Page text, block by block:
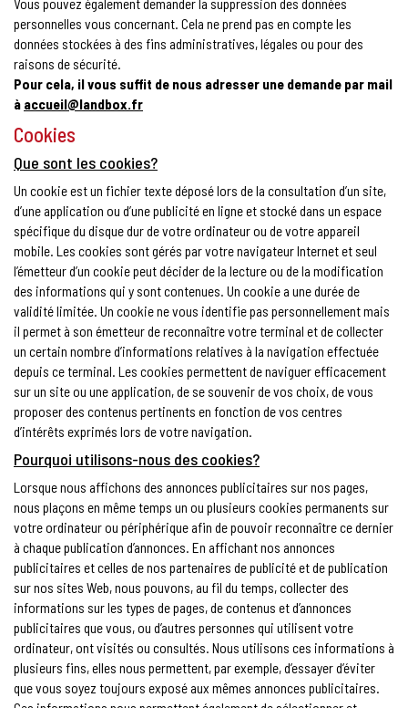
Vous pouvez également demander la suppression des données
personnelles vous concernant. Cela ne prend pas en compte les
données stockées à des fins administratives, légales ou pour des
raisons de sécurité.
Pour cela, il vous suffit de nous adresser une demande par mail
à accueil@landbox.fr
Cookies
Que sont les cookies?
Un cookie est un fichier texte déposé lors de la consultation d’un site,
d’une application ou d’une publicité en ligne et stocké dans un espace
spécifique du disque dur de votre ordinateur ou de votre appareil
mobile. Les cookies sont gérés par votre navigateur Internet et seul
l’émetteur d’un cookie peut décider de la lecture ou de la modification
des informations qui y sont contenues. Un cookie a une durée de
validité limitée. Un cookie ne vous identifie pas personnellement mais
il permet à son émetteur de reconnaître votre terminal et de collecter
un certain nombre d’informations relatives à la navigation effectuée
depuis ce terminal. Les cookies permettent de naviguer efficacement
sur un site ou une application, de se souvenir de vos choix, de vous
proposer des contenus pertinents en fonction de vos centres
d’intérêts exprimés lors de votre navigation.
Pourquoi utilisons-nous des cookies?
Lorsque nous affichons des annonces publicitaires sur nos pages,
nous plaçons en même temps un ou plusieurs cookies permanents sur
votre ordinateur ou périphérique afin de pouvoir reconnaître ce dernier
à chaque publication d’annonces. En affichant nos annonces
publicitaires et celles de nos partenaires de publicité et de publication
sur nos sites Web, nous pouvons, au fil du temps, collecter des
informations sur les types de pages, de contenus et d’annonces
publicitaires que vous, ou d’autres personnes qui utilisent votre
ordinateur, ont visités ou consultés. Nous utilisons ces informations à
plusieurs fins, elles nous permettent, par exemple, d’essayer d’éviter
que vous soyez toujours exposé aux mêmes annonces publicitaires.